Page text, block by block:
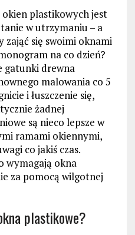
okien plastikowych jest
w utrzymaniu – a
zająć się swoimi oknami
na co dzień?
gatunki drewna
malowania co 5
i łuszczenie się,
żadnej
są nieco lepsze w
ramami okiennymi,
co jakiś czas.
wymagają okna
za pomocą wilgotnej
plastikowe?